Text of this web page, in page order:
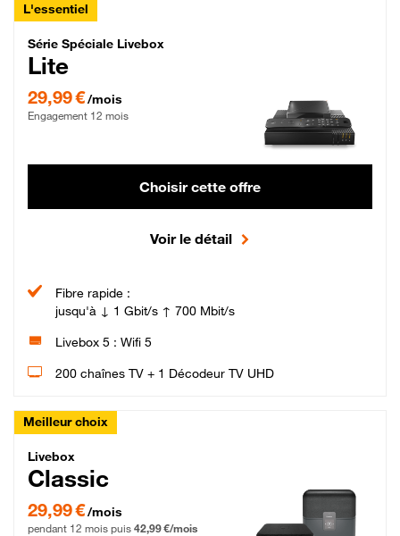
L'essentiel
Série Spéciale Livebox Lite Fibre
Série Spéciale Livebox
Lite
29,99 €/mois
Engagement 12 mois
Choisir cette offre
Voir le détail
Fibre rapide :
jusqu'à ↓ 1 Gbit/s ↑ 700 Mbit/s
Livebox 5 : Wifi 5
200 chaînes TV + 1 Décodeur TV UHD
Meilleur choix
Livebox Classic Fibre
Livebox
Classic
29,99 € par mois pendant 12 mois puis 42,99 € par mois, Engagement 12 mois
29,99 €/mois
pendant 12 mois puis 42,99 €/mois